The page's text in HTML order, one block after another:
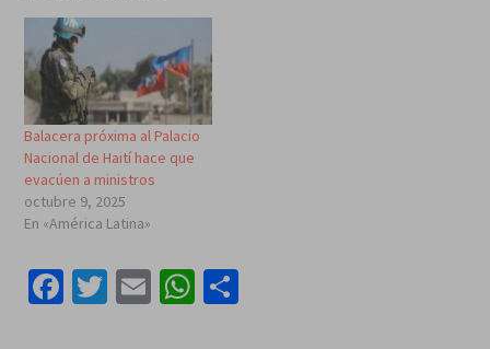
Balacera próxima al Palacio
Nacional de Haití hace que
evacúen a ministros
octubre 9, 2025
En «América Latina»
Facebook
Twitter
EmailWhatsApp
Compartir